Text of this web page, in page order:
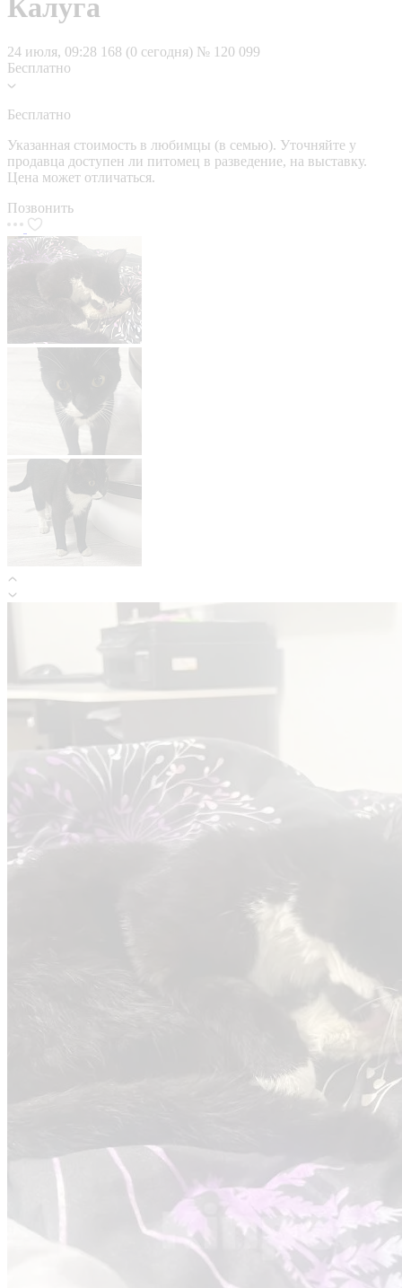
Калуга
24 июля, 09:28 168 (0 сегодня) № 120 099
Бесплатно
Бесплатно
Указанная стоимость в любимцы (в семью). Уточняйте у
продавца доступен ли питомец в разведение, на выставку.
Цена может отличаться.
Позвонить